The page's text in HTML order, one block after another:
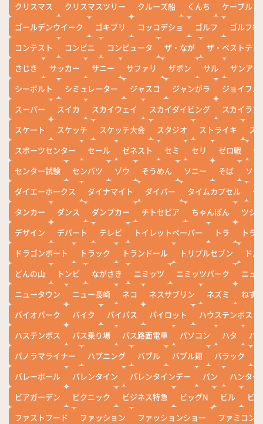
クリスマス
クリスマスツリー クルーズ船 くんち
ケーブル
ゴールデンウイーク
ゴキブリ コッコデショ ゴルフ
ゴルフ場
コンテスト
コンビニ コンピュータ ザ・なが
ザ・ベストテン
さじき
サッカー サニー サファリ ザボン サル
サンアイ
シーボルト
シミュレーター ジャスコ ジャンがラ
ジョイフル
スーパー
スイカ スカイウェイ スカイダイビング
スカイラン
スケート
スケッチ スケッチ大会 スタジオ ストライキ
ス
スポーツセンター
セール ゼネスト セミ セリ ゼロ戦
ぜ
センター試験
センバツ ゾウ そうめん ソニー そば
ソ
ダイエーホークス
ダイナマイト ダイバー タイムカプセル
タ
タンカー
ダンス ダンプカー チトセピア ちゃんぽん
ツシ
デザイン
デパート テレビ トイレットペーパー トラ
トラ
ドラゴンボート
トラック トランドール トリプルセブン
ド
どんの山
トンビ ながさき ニミッツ ニミッツパーク
ニュ
ニュータウン
ニュー長崎 ネコ ネスサブリン ネズミ
ねず
バイオパーク
バイク バイパス パイロット
ハウステンボス
ハステンボス
バス乗り場 バス路面電車 パソコン ハタ
ハ
パノラマライナー
ハプニング バブル バブル期 バラック
バレーボール
バレンタイン バレンタインデー パン
ハンター
ビアガーデン
ピクニック ビジネス特急 ビッグN ビル
ビワ
ファストフード
ファッション ファッションショー
ファミコン